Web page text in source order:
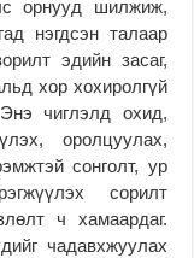
орнууд шилжиж,
нэгдсэн талаар
эдийн засаг,
хор хохиролгүй
чиглэлд охид,
оролцуулах,
сонголт, ур
сорилт
ч хамаардаг.
чадавхжуулах